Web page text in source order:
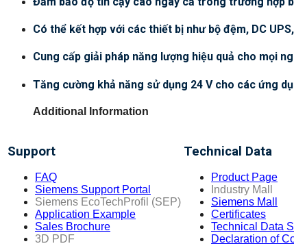
Có thể kết hợp với các thiết bị như bộ đệm, DC
Cung cấp giải pháp năng lượng hiệu quả cho mọi
Tăng cường khả năng sử dụng 24 V cho các ứng
Additional Information
Support
FAQ
Siemens Support Portal
Siemens EcoTechProfil (SEP)
Application Example
Sales Brochure
3D PDF
Technical Data
Product Page
Industry Mall
Siemens Mall
Certificates
Technical Data
Declaration of